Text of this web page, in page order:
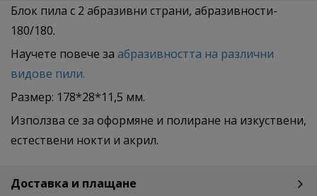
Блок пила с 2 абразивни страни, абразивности-
180/180.
Научете повече за абразивността на различни
видове пили.
Размер: 178*28*11,5 мм.
Използва се за оформяне и полиране на изкуствени,
естествени нокти и акрил.
Доставка и плащане